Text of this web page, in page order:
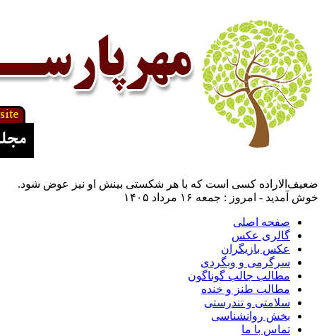
ضعیف‌الاراده کسی است که با هر شکستی بینش او نیز عوض شود.
خوش آمدید - امروز : جمعه ۱۶ مرداد ۱۴۰۵
صفحه اصلی
گالری عکس
عکس بازیگران
سرگرمی و وبگردی
مطالب جالب گوناگون
مطالب طنز و خنده
سلامتی و تندرستی
بخش روانشناسی
تماس با ما